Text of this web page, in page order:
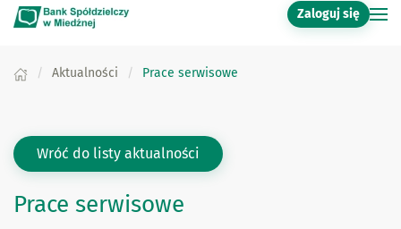
Zaloguj się
Aktualności Prace serwisowe
Wróć do listy aktualności
Prace serwisowe